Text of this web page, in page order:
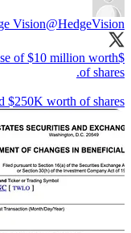
Vision@HedgeVision
of $10 million worth
$250K worth of shares.